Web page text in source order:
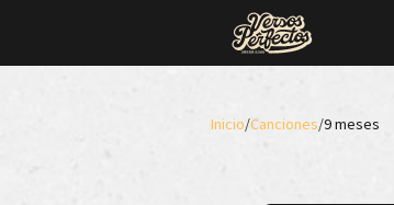
Inicio/Canciones/9 meses